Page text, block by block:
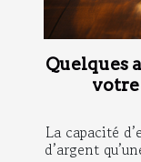
Quelques
La capacité
d’argent